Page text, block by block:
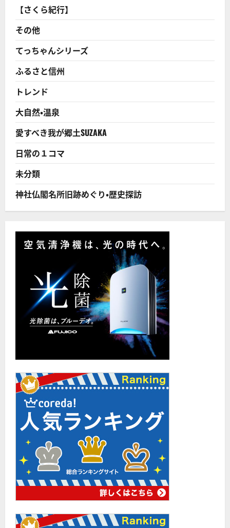
須
坂
市
だ
も
の
王
国！
ぶ
ど
１
年
を
振
り
返
る！
に
て
さ
ら
読
【さくら紀行】
その他
てっちゃんシリーズ
ふるさと信州
トレンド
大自然・温泉
愛すべき我が郷土SUZAKA
日常の１コマ
未分類
神社仏閣名所旧跡めぐり・歴史探訪